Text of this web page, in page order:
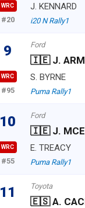
WRC
#20
J. KENNARD
i20 N Rally1
9
WRC
#95
Ford
🇮🇪 J.
S. BYRNE
Puma Rally1
10
WRC
#55
Ford
🇮🇪 J.
E. TREACY
Puma Rally1
11 Toyota
🇪🇸 A.